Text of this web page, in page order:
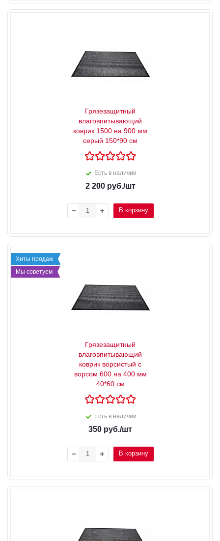
Грязезащитный
влаговпитывающий
коврик 1500 на 900 мм
серый 150*90 см
Есть в наличии
2 200руб./шт
В корзину
Хиты продаж
Мы советуем
Грязезащитный
влаговпитывающий
коврик ворсистый с
ворсом 600 на 400 мм
40*60 см
Есть в наличии
350 руб./шт
В корзину